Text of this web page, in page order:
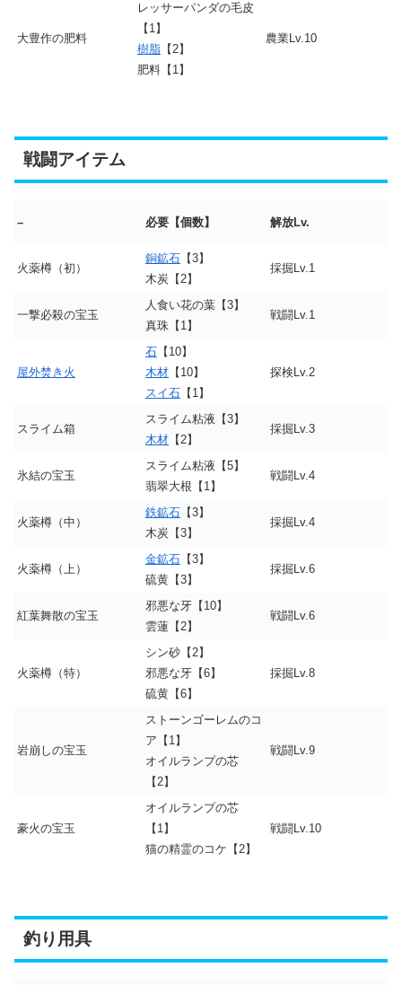
大豊作の肥料
レッサーパンダの毛皮
【1】
樹脂 【2】
肥料【1】
農業Lv.10
戦闘アイテム
– 必要【個数】 解放Lv.
火薬樽（初）
銅鉱石 【3】
木炭【2】
採掘Lv.1
一撃必殺の宝玉
人食い花の葉【3】
真珠【1】
戦闘Lv.1
屋外焚き火
石 【10】
木材 【10】
スイ石 【1】
探検Lv.2
スライム箱
スライム粘液【3】
木材 【2】
採掘Lv.3
氷結の宝玉
スライム粘液【5】
翡翠大根【1】
戦闘Lv.4
火薬樽（中）
鉄鉱石 【3】
木炭【3】
採掘Lv.4
火薬樽（上）
金鉱石 【3】
硫黄【3】
採掘Lv.6
紅葉舞散の宝玉
邪悪な牙【10】
雲蓮【2】
戦闘Lv.6
火薬樽（特）
シン砂【2】
邪悪な牙【6】
硫黄【6】
採掘Lv.8
岩崩しの宝玉
ストーンゴーレムのコ
ア【1】
オイルランプの芯
【2】
戦闘Lv.9
豪火の宝玉
オイルランプの芯
【1】
猫の精霊のコケ【2】
戦闘Lv.10
釣り用具